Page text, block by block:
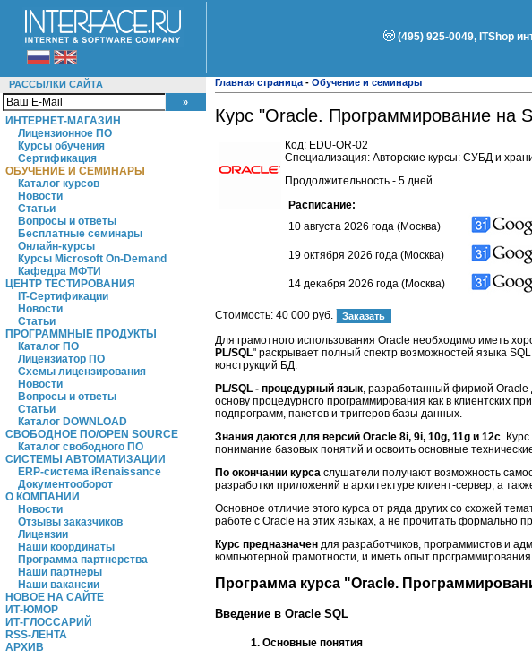
(495) 925-0049, ITShop
РАССЫЛКИ САЙТА
ИНТЕРНЕТ-МАГАЗИН
Лицензионное ПО
Курсы обучения
Сертификация
ОБУЧЕНИЕ И СЕМИНАРЫ
Каталог курсов
Новости
Статьи
Вопросы и ответы
Бесплатные семинары
Онлайн-курсы
Курсы Microsoft On-Demand
Кафедра МФТИ
ЦЕНТР ТЕСТИРОВАНИЯ
IT-Сертификации
Новости
Статьи
ПРОГРАММНЫЕ ПРОДУКТЫ
Каталог ПО
Лицензиатор ПО
Схемы лицензирования
Новости
Вопросы и ответы
Статьи
Каталог DOWNLOAD
СВОБОДНОЕ ПО/OPEN SOURCE
Каталог свободного ПО
СИСТЕМЫ АВТОМАТИЗАЦИИ
ERP-система iRenaissance
Документооборот
О КОМПАНИИ
Новости
Отзывы заказчиков
Лицензии
Наши координаты
Программа партнерства
Наши партнеры
Наши вакансии
НОВОЕ НА САЙТЕ
ИТ-ЮМОР
ИТ-ГЛОССАРИЙ
RSS-ЛЕНТА
АРХИВ
Главная страница - Обучение и семинары
Курс "Oracle. Программирование на
Код: EDU-OR-02
Специализация: Авторские курсы: СУБД и
Продолжительность - 5 дней
Расписание:
10 августа 2026 года (Москва)
19 октября 2026 года (Москва)
14 декабря 2026 года (Москва)
Стоимость: 40 000 руб.
Для грамотного использования Oracle необходимо иметь
PL/SQL" раскрывает полный спектр возможностей языка
конструкций БД.
PL/SQL - процедурный язык , разработанный фирмой
основу процедурного программирования как в клиентских
подпрограмм, пакетов и триггеров базы данных.
Знания даются для версий Oracle 8i, 9i, 10g, 11g и 12с .
понимание базовых понятий и освоить основные
По окончании курса слушатели получают возможность
разработки приложений в архитектуре клиент-сервер, а
Основное отличие этого курса от ряда других со схожей
работе с Oracle на этих языках, а не прочитать формально
Курс предназначен для разработчиков, программистов и
компьютерной грамотности, и иметь опыт программирования.
Программа курса "Oracle.
Введение в Oracle SQL
1. Основные понятия